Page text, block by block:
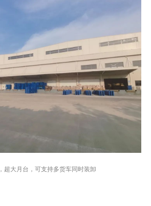
，超大月台，可支持多货车同时装卸